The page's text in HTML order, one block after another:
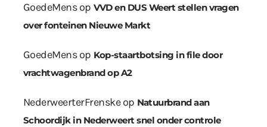
GoedeMensop VVD en DUS Weert stellen vragen
over fonteinen Nieuwe Markt
GoedeMensop Kop-staartbotsing in file door
vrachtwagenbrand op A2
NederweerterFrenskeop Natuurbrand aan
Schoordijk in Nederweert snel onder controle